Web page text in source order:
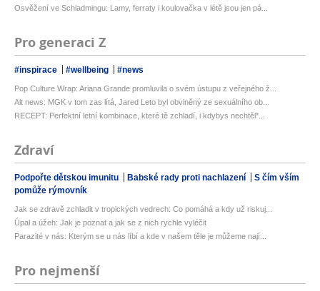
Osvěžení ve Schladmingu: Lamy, ferraty i koulovačka v létě jsou jen pá...
Pro generaci Z
#inspirace #wellbeing #news
Pop Culture Wrap: Ariana Grande promluvila o svém ústupu z veřejného ž...
Alt news: MGK v tom zas lítá, Jared Leto byl obviněný ze sexuálního ob...
RECEPT: Perfektní letní kombinace, které tě zchladí, i kdybys nechtěl*...
Zdraví
Podpořte dětskou imunitu Babské rady proti nachlazení
S čím vším
pomůže rýmovník
Jak se zdravě zchladit v tropických vedrech: Co pomáhá a kdy už riskuj...
Úpal a úžeh: Jak je poznat a jak se z nich rychle vyléčit
Parazité v nás: Kterým se u nás líbí a kde v našem těle je můžeme nají...
Pro nejmenší